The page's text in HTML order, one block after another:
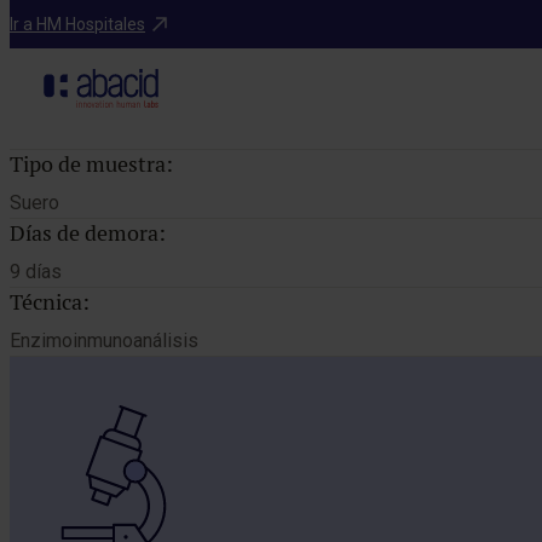
Ir a HM Hospitales
Catálogo de pruebas
Tipo de muestra:
Suero
Días de demora:
9 días
Técnica:
Enzimoinmunoanálisis